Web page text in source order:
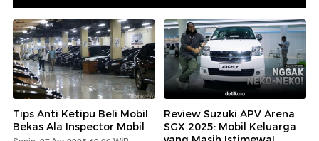
Tips Anti Ketipu Beli Mobil
Bekas Ala Inspector Mobil
Review Suzuki APV Arena
SGX 2025: Mobil Keluarga